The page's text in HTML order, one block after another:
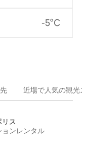
-5°C
近場で人気の観光
リス
ョンレンタル